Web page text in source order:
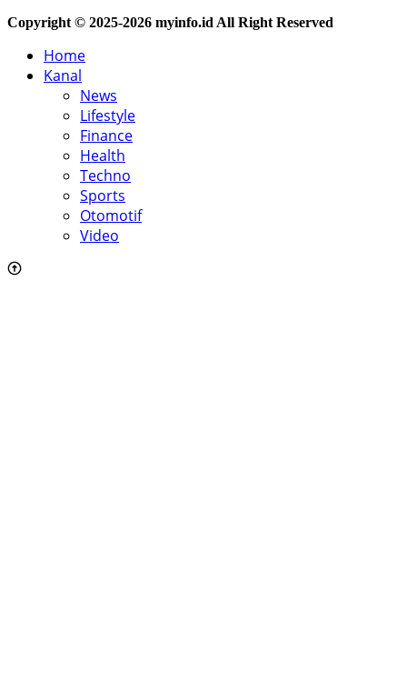
Copyright © 2025-2026 myinfo.id All Right Reserved
Home
Kanal
News
Lifestyle
Finance
Health
Techno
Sports
Otomotif
Video